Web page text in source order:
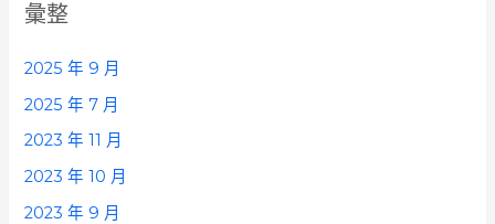
彙整
2025 年 9 月
2025 年 7 月
2023 年 11 月
2023 年 10 月
2023 年 9 月